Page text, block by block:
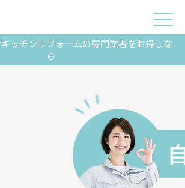
ッチンリフォームの専門業者をお探しな
ら